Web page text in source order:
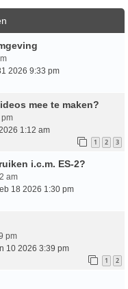
2026 9:33 pm
mee te maken?
1:12 am
1 2 3
i.c.m. ES-2?
am
18 2026 1:30 pm
pm
10 2026 3:39 pm
1 2